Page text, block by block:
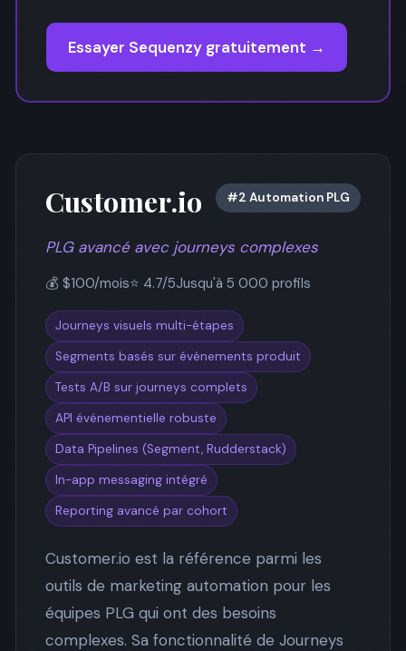
Essayer Sequenzy gratuitement →
Customer.io #2 Automation PLG
PLG avancé avec journeys complexes
💰 $100/mois⭐ 4.7/5Jusqu'à 5 000 profils
Journeys visuels multi-étapes
Segments basés sur événements produit
Tests A/B sur journeys complets
API événementielle robuste
Data Pipelines (Segment, Rudderstack)
In-app messaging intégré
Reporting avancé par cohort
Customer.io est la référence parmi les
outils de marketing automation pour les
équipes PLG qui ont des besoins
complexes. Sa fonctionnalité de Journeys